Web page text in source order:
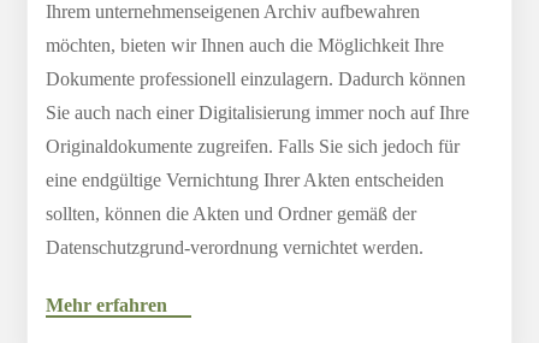
Ihrem unternehmenseigenen Archiv aufbewahren
möchten, bieten wir Ihnen auch die Möglichkeit Ihre
Dokumente professionell einzulagern. Dadurch können
Sie auch nach einer Digitalisierung immer noch auf Ihre
Originaldokumente zugreifen. Falls Sie sich jedoch für
eine endgültige Vernichtung Ihrer Akten entscheiden
sollten, können die Akten und Ordner gemäß der
Datenschutzgrund-verordnung vernichtet werden.
Mehr erfahren